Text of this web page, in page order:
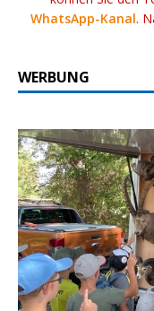
WhatsApp-Kanal.
WERBUNG